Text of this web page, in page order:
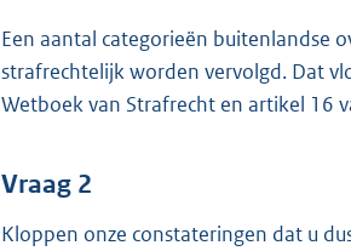
Een aantal categorieën buitenlandse
strafrechtelijk worden vervolgd. Dat
Wetboek van Strafrecht en artikel 16
Vraag 2
Kloppen onze constateringen dat u